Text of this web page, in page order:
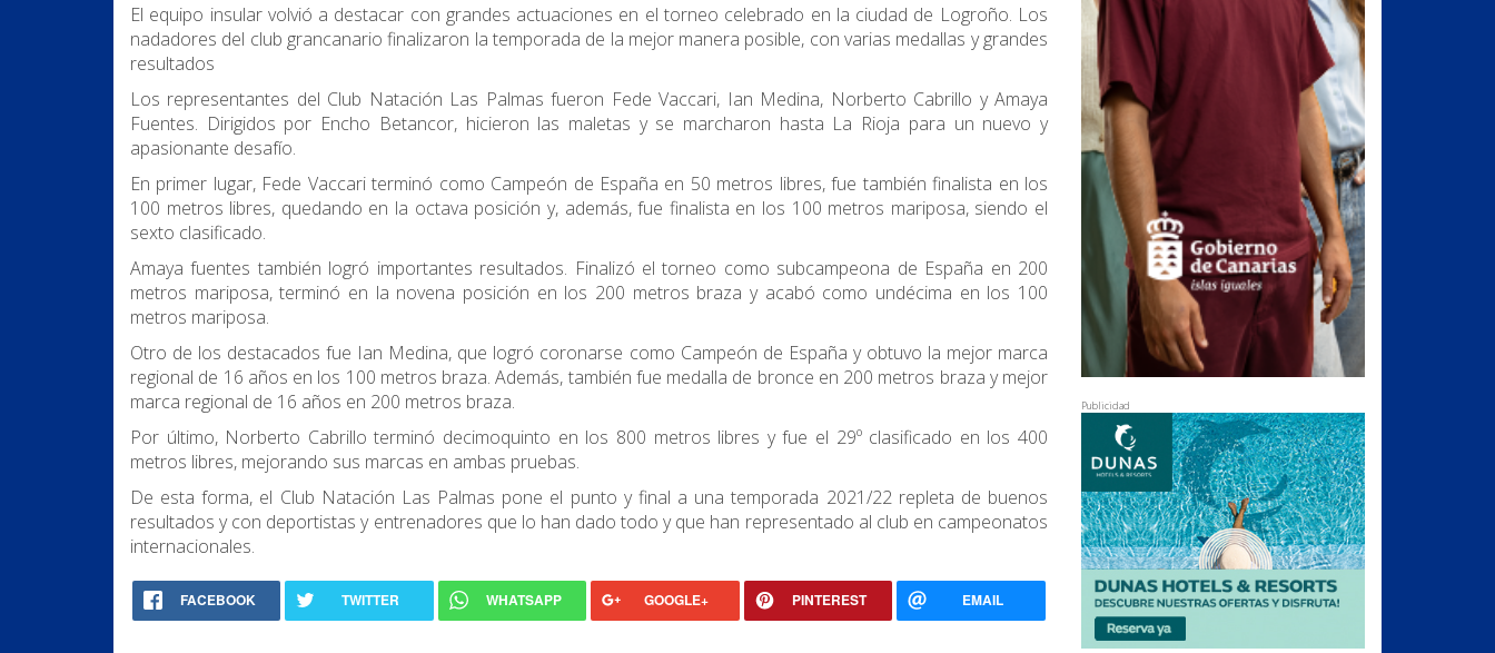
El equipo insular volvió a destacar con grandes actuaciones en el torneo celebrado en la ciudad de Logroño. Los
nadadores del club grancanario finalizaron la temporada de la mejor manera posible, con varias medallas y grandes
resultados
Los representantes del Club Natación Las Palmas fueron Fede Vaccari, Ian Medina, Norberto Cabrillo y Amaya
Fuentes. Dirigidos por Encho Betancor, hicieron las maletas y se marcharon hasta La Rioja para un nuevo y
apasionante desafío.
En primer lugar, Fede Vaccari terminó como Campeón de España en 50 metros libres, fue también finalista en los
100 metros libres, quedando en la octava posición y, además, fue finalista en los 100 metros mariposa, siendo el
sexto clasificado.
Amaya fuentes también logró importantes resultados. Finalizó el torneo como subcampeona de España en 200
metros mariposa, terminó en la novena posición en los 200 metros braza y acabó como undécima en los 100
metros mariposa.
Otro de los destacados fue Ian Medina, que logró coronarse como Campeón de España y obtuvo la mejor marca
regional de 16 años en los 100 metros braza. Además, también fue medalla de bronce en 200 metros braza y mejor
marca regional de 16 años en 200 metros braza.
Por último, Norberto Cabrillo terminó decimoquinto en los 800 metros libres y fue el 29º clasificado en los 400
metros libres, mejorando sus marcas en ambas pruebas.
De esta forma, el Club Natación Las Palmas pone el punto y final a una temporada 2021/22 repleta de buenos
resultados y con deportistas y entrenadores que lo han dado todo y que han representado al club en campeonatos
internacionales.
FACEBOOK TWITTER WHATSAPP GOOGLE+ PINTEREST EMAIL
Publicidad